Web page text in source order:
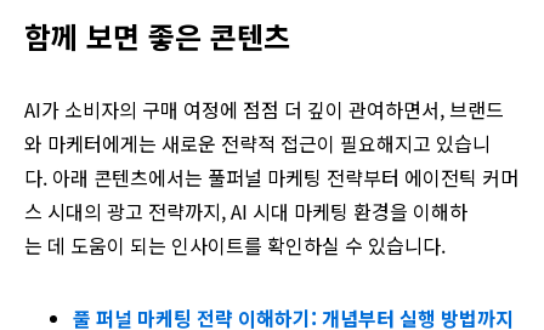
함께 보면 좋은 콘텐츠
AI가 소비자의 구매 여정에 점점 더 깊이 관여하면서, 브랜드
와 마케터에게는 새로운 전략적 접근이 필요해지고 있습니
다. 아래 콘텐츠에서는 풀퍼널 마케팅 전략부터 에이전틱 커머
스 시대의 광고 전략까지, AI 시대 마케팅 환경을 이해하
는 데 도움이 되는 인사이트를 확인하실 수 있습니다.
풀 퍼널 마케팅 전략 이해하기: 개념부터 실행 방법까지